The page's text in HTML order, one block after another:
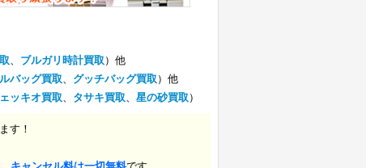
、 ブルガリ時計買取 ）他
バッグ買取、 グッチバッグ買取 ）他
ッキオ買取、 タサキ買取、 星の砂買取 ）
す！